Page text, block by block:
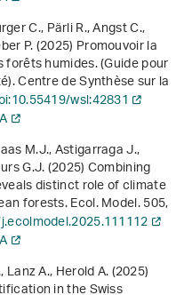
C., Pärli R., Angst C.,
P. (2025)Promouvoir la
forêts humides. (Guide pour
Centre de Synthèse sur la
wsl:42831
M.J., Astigarraga J.,
G.J. (2025) Combining
distinct role of climate
forests. Ecol. Model.505,
A., Herold A. (2025)